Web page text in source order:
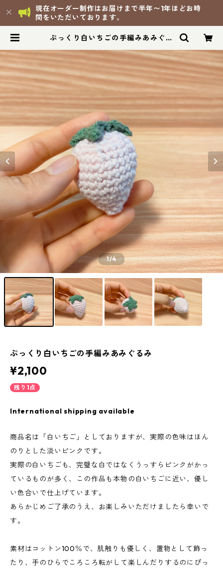
現在オーダー制作はお届けまで半年〜1年ほどお時
間をいただいております。
ぷっくり白いちごの手編みあみぐる
1/4
ぷっくり白いちごの手編みあみぐるみ
¥2,100
残り1点
International shipping available
商品名は「白いちご」としておりますが、実際の色味はほん
のりとした淡いピンクです。
実際の白いちごも、完璧な白ではなくうっすらピンクがかっ
ているものが多く、この作品も本物の白いちごに近い、優し
い色合いで仕上げています。
あらかじめご了承のうえ、お楽しみいただけましたら幸いで
す。
素材はコットン100％で、肌触りも優しく、置物として飾っ
たり、手のひらでころころ転がして楽しんだりするのにぴっ